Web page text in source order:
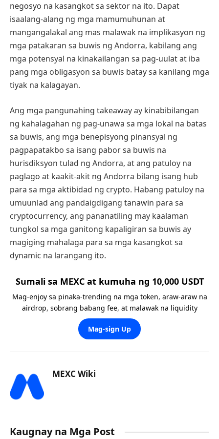
negosyo na kasangkot sa sektor na ito. Dapat
isaalang-alang ng mga mamumuhunan at
mangangalakal ang mas malawak na implikasyon ng
mga patakaran sa buwis ng Andorra, kabilang ang
mga potensyal na kinakailangan sa pag-uulat at iba
pang mga obligasyon sa buwis batay sa kanilang mga
tiyak na kalagayan.
Ang mga pangunahing takeaway ay kinabibilangan
ng kahalagahan ng pag-unawa sa mga lokal na batas
sa buwis, ang mga benepisyong pinansyal ng
pagpapatakbo sa isang pabor sa buwis na
hurisdiksyon tulad ng Andorra, at ang patuloy na
paglago at kaakit-akit ng Andorra bilang isang hub
para sa mga aktibidad ng crypto. Habang patuloy na
umuunlad ang pandaigdigang tanawin para sa
cryptocurrency, ang pananatiling may kaalaman
tungkol sa mga ganitong kapaligiran sa buwis ay
magiging mahalaga para sa mga kasangkot sa
dynamic na larangang ito.
Sumali sa MEXC at kumuha ng 10,000 USDT
Mag-enjoy sa pinaka-trending na mga token, araw-araw na
airdrop, sobrang babang fee, at malawak na liquidity
Mag-sign Up
MEXC Wiki
Kaugnay na Mga Post